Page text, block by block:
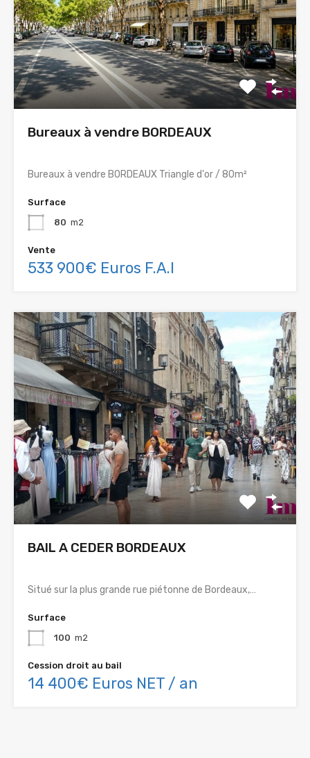
Bureaux à vendre BORDEAUX
Bureaux à vendre BORDEAUX Triangle d'or / 80m²
Surface
80 m2
Vente
533 900€ Euros F.A.I
BAIL A CEDER BORDEAUX
Situé sur la plus grande rue piétonne de Bordeaux,…
Surface
100 m2
Cession droit au bail
14 400€ Euros NET / an